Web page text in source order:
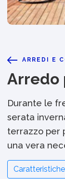
ARREDI E
Arredo
Durante le
serata
terrazzo per
una vera
Caratteristiche